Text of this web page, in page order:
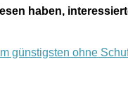
haben,
günstigsten ohne